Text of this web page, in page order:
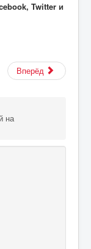
Twitter и
Вперёд
на